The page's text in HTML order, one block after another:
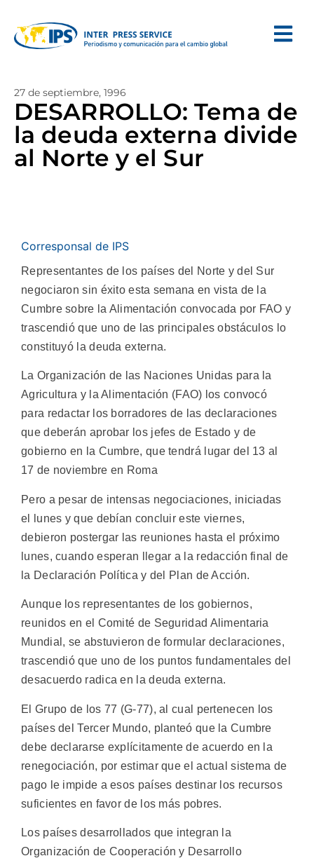
27 de septiembre, 1996
DESARROLLO: Tema de
la deuda externa divide
al Norte y el Sur
Corresponsal de IPS
Representantes de los países del Norte y del Sur
negociaron sin éxito esta semana en vista de la
Cumbre sobre la Alimentación convocada por FAO y
trascendió que uno de las principales obstáculos lo
constituyó la deuda externa.
La Organización de las Naciones Unidas para la
Agricultura y la Alimentación (FAO) los convocó
para redactar los borradores de las declaraciones
que deberán aprobar los jefes de Estado y de
gobierno en la Cumbre, que tendrá lugar del 13 al
17 de noviembre en Roma
Pero a pesar de intensas negociaciones, iniciadas
el lunes y que debían concluir este viernes,
debieron postergar las reuniones hasta el próximo
lunes, cuando esperan llegar a la redacción final de
la Declaración Política y del Plan de Acción.
Aunque los representantes de los gobiernos,
reunidos en el Comité de Seguridad Alimentaria
Mundial, se abstuvieron de formular declaraciones,
trascendió que uno de los puntos fundamentales del
desacuerdo radica en la deuda externa.
El Grupo de los 77 (G-77), al cual pertenecen los
países del Tercer Mundo, planteó que la Cumbre
debe declararse explícitamente de acuerdo en la
renegociación, por estimar que el actual sistema de
pago le impide a esos países destinar los recursos
suficientes en favor de los más pobres.
Los países desarrollados que integran la
Organización de Cooperación y Desarrollo